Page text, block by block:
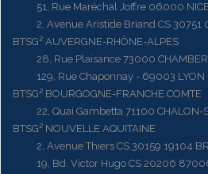
51, Rue Maréchal Joffre 06000
2, Avenue Aristide Briand CS 30751
BTSG² AUVERGNE-RHÔNE-ALPES
28, Rue Plaisance 73000
129, Rue Chaponnay - 69003 LYON
BTSG² BOURGOGNE-FRANCHE COMTE
22, Quai Gambetta 71100 CHALON-
BTSG² NOUVELLE AQUITAINE
2, Avenue Thiers CS 30159 19104
19, Bd. Victor Hugo CS 20206 87006